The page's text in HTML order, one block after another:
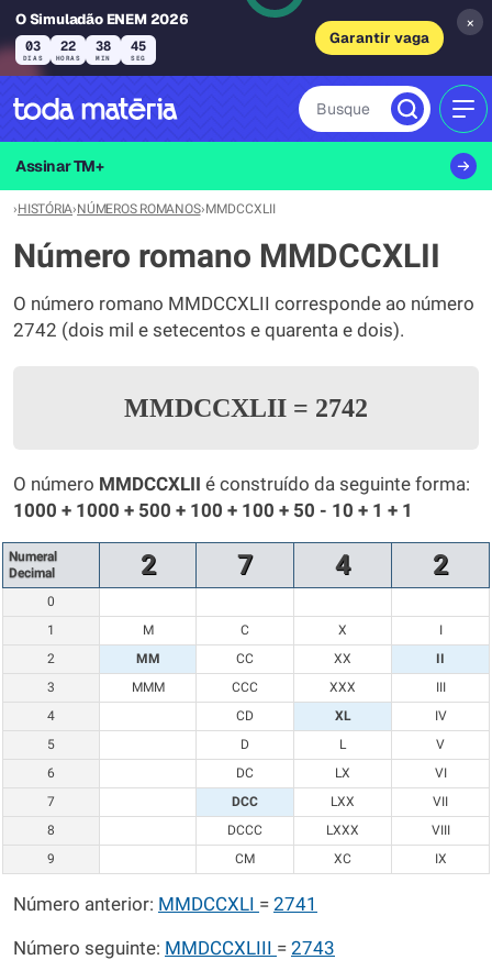
O Simuladão ENEM 2026
03
DIAS
22
HORAS
38
MIN
45
SEG
Garantir vaga
×
Busque
Assinar TM+
›HISTÓRIA›NÚMEROS ROMANOS›MMDCCXLII
Número romano MMDCCXLII
O número romano MMDCCXLII corresponde ao número
2742 (dois mil e setecentos e quarenta e dois).
MMDCCXLII = 2742
O número MMDCCXLII é construído da seguinte forma:
1000 + 1000 + 500 + 100 + 100 + 50 - 10 + 1 + 1
Numeral
Decimal
2 7 4 2
0
1
M C X
I
2
MM CC XX
II
3
MMM CCC XXX
III
4
CD XL
IV
5
D L
V
6
DC LX
VI
7
DCC LXX
VII
8
DCCC LXXX
VIII
9
CM XC IX
Número anterior: MMDCCXLI = 2741
Número seguinte: MMDCCXLIII = 2743